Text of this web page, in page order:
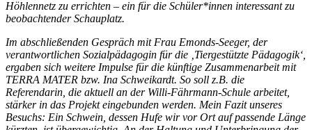
Höhlennetz zu errichten – ein für die Schüler*innen interessant zu
beobachtender Schauplatz.
Im abschließenden Gespräch mit Frau Emonds-Seeger, der
verantwortlichen Sozialpädagogin für die ‚Tiergestützte Pädagogik‘,
ergaben sich weitere Impulse für die künftige Zusammenarbeit mit
TERRA MATER bzw. Ina Schweikardt. So soll z.B. die
Referendarin, die aktuell an der Willi-Fährmann-Schule arbeitet,
stärker in das Projekt eingebunden werden. Mein Fazit unseres
Besuchs: Ein Schwein, dessen Hufe wir vor Ort auf passende Länge